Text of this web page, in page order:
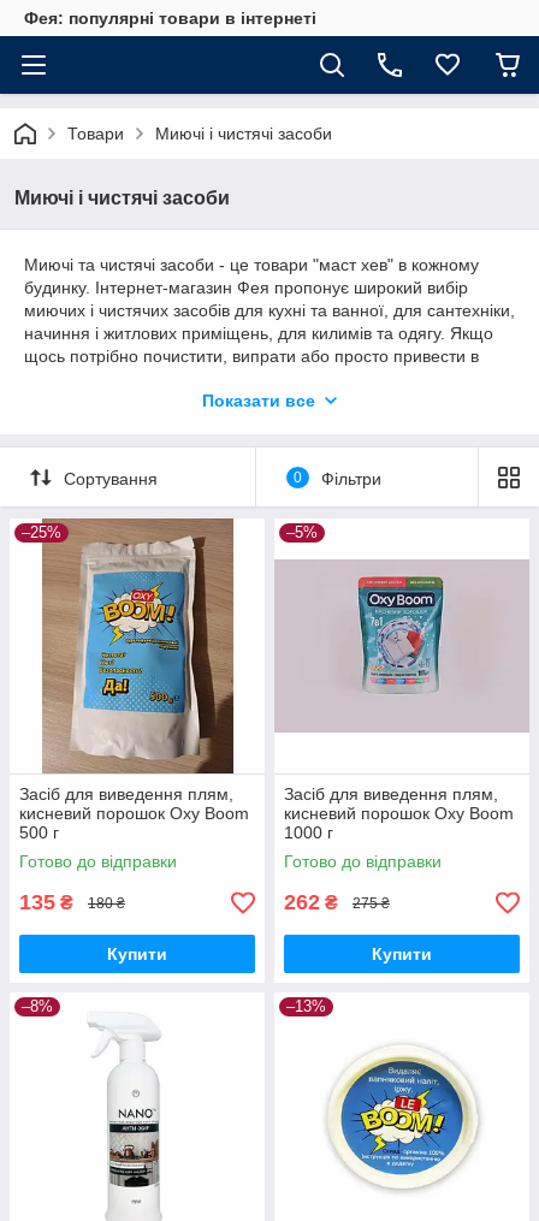
Фея: популярні товари в інтернеті
Товари Миючі і чистячі засоби
Миючі і чистячі засоби
Миючі та чистячі засоби - це товари "маст хев" в кожному
будинку. Інтернет-магазин Фея пропонує широкий вибір
миючих і чистячих засобів для кухні та ванної, для сантехніки,
начиння і житлових приміщень, для килимів та одягу. Якщо
щось потрібно почистити, випрати або просто привести в
відмінна якість і демократична ціна.
Показати все
Сортування 0 Фільтри
–25%
Засіб для виведення плям,
кисневий порошок Oxy Boom
500 г
Готово до відправки
135 ₴ 180 ₴
Купити
–5%
Засіб для виведення плям,
кисневий порошок Oxy Boom
1000 г
Готово до відправки
262 ₴ 275 ₴
Купити
–8% –13%